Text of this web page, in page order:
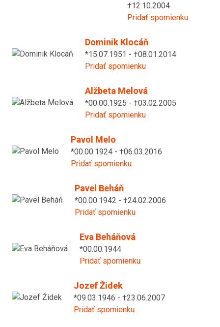
†12.10.2004
Pridať spomienku
Dominik Klocáň
*15.07.1951 - †08.01.2014
Pridať spomienku
Alžbeta Melová
*00.00.1925 - †03.02.2005
Pridať spomienku
Pavol Melo
*00.00.1924 - †06.03.2016
Pridať spomienku
Pavel Beháň
*00.00.1942 - †24.02.2006
Pridať spomienku
Eva Beháňová
*00.00.1944
Pridať spomienku
Jozef Židek
*09.03.1946 - †23.06.2007
Pridať spomienku